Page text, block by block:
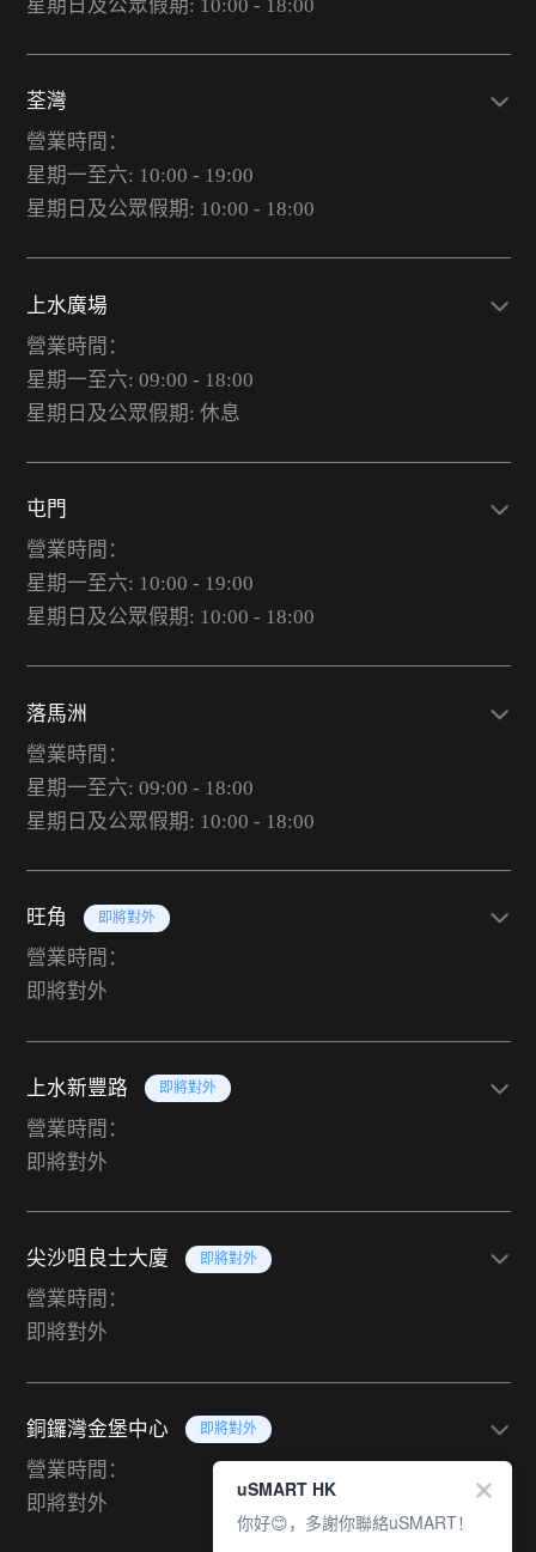
星期日及公眾假期: 10:00 - 18:00
荃灣
營業時間：
星期一至六: 10:00 - 19:00
星期日及公眾假期: 10:00 - 18:00
上水廣場
營業時間：
星期一至六: 09:00 - 18:00
星期日及公眾假期: 休息
屯門
營業時間：
星期一至六: 10:00 - 19:00
星期日及公眾假期: 10:00 - 18:00
落馬洲
營業時間：
星期一至六: 09:00 - 18:00
星期日及公眾假期: 10:00 - 18:00
旺角 即將對外
營業時間：
即將對外
上水新豐路 即將對外
營業時間：
即將對外
尖沙咀良士大廈 即將對外
營業時間：
即將對外
銅鑼灣金堡中心 即將對外
營業時間：
即將對外
uSMART HK
你好😊，多謝你聯絡uSMART！